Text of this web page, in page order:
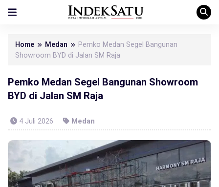
Home Medan
Pemko Medan Segel Bangunan
Showroom BYD di Jalan SM Raja
Pemko Medan Segel Bangunan Showroom
BYD di Jalan SM Raja
4 Juli 2026 Medan